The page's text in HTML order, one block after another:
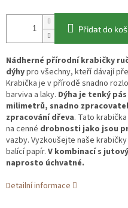
Přidat do
Nádherné přírodní krabičky
dýhypro všechny, kteří dávají
Krabička je v přírodě snadno
barviva a laky. Dýha je tenký
milimetrů, snadno
zpracování dřeva. Tato
na cenné drobnosti jako jsou
vazby. Vyzkoušejte naše
balící papír. V kombinací s
naprosto úchvatné.
Detailní informace